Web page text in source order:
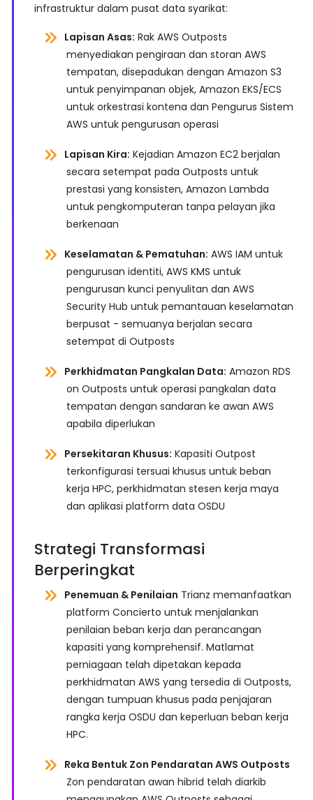
infrastruktur dalam pusat data syarikat:
Lapisan Asas: Rak AWS Outposts
menyediakan pengiraan dan storan AWS
tempatan, disepadukan dengan Amazon S3
untuk penyimpanan objek, Amazon EKS/ECS
untuk orkestrasi kontena dan Pengurus Sistem
AWS untuk pengurusan operasi
Lapisan Kira: Kejadian Amazon EC2 berjalan
secara setempat pada Outposts untuk
prestasi yang konsisten, Amazon Lambda
untuk pengkomputeran tanpa pelayan jika
berkenaan
Keselamatan & Pematuhan: AWS IAM untuk
pengurusan identiti, AWS KMS untuk
pengurusan kunci penyulitan dan AWS
Security Hub untuk pemantauan keselamatan
berpusat - semuanya berjalan secara
setempat di Outposts
Perkhidmatan Pangkalan Data: Amazon RDS
on Outposts untuk operasi pangkalan data
tempatan dengan sandaran ke awan AWS
apabila diperlukan
Persekitaran Khusus: Kapasiti Outpost
terkonfigurasi tersuai khusus untuk beban
kerja HPC, perkhidmatan stesen kerja maya
dan aplikasi platform data OSDU
Strategi Transformasi
Berperingkat
Penemuan & Penilaian Trianz memanfaatkan
platform Concierto untuk menjalankan
penilaian beban kerja dan perancangan
kapasiti yang komprehensif. Matlamat
perniagaan telah dipetakan kepada
perkhidmatan AWS yang tersedia di Outposts,
dengan tumpuan khusus pada penjajaran
rangka kerja OSDU dan keperluan beban kerja
HPC.
Reka Bentuk Zon Pendaratan AWS Outposts
Zon pendaratan awan hibrid telah diarkib